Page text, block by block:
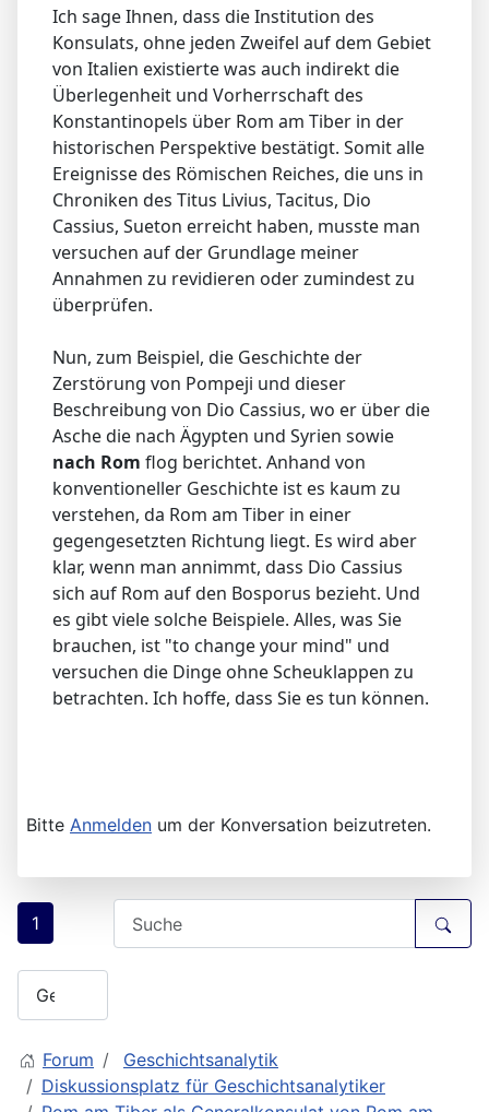
Ich sage Ihnen, dass die Institution des
Konsulats, ohne jeden Zweifel auf dem Gebiet
von Italien existierte was auch indirekt die
Überlegenheit und Vorherrschaft des
Konstantinopels über Rom am Tiber in der
historischen Perspektive bestätigt. Somit alle
Ereignisse des Römischen Reiches, die uns in
Chroniken des Titus Livius, Tacitus, Dio
Cassius, Sueton erreicht haben, musste man
versuchen auf der Grundlage meiner
Annahmen zu revidieren oder zumindest zu
überprüfen.
Nun, zum Beispiel, die Geschichte der
Zerstörung von Pompeji und dieser
Beschreibung von Dio Cassius, wo er über die
Asche die nach Ägypten und Syrien sowie
nach Rom flog berichtet. Anhand von
konventioneller Geschichte ist es kaum zu
verstehen, da Rom am Tiber in einer
gegengesetzten Richtung liegt. Es wird aber
klar, wenn man annimmt, dass Dio Cassius
sich auf Rom auf den Bosporus bezieht. Und
es gibt viele solche Beispiele. Alles, was Sie
brauchen, ist "to change your mind" und
versuchen die Dinge ohne Scheuklappen zu
betrachten. Ich hoffe, dass Sie es tun können.
Bitte Anmelden um der Konversation beizutreten.
1
Forum
Geschichtsanalytik
Diskussionsplatz für Geschichtsanalytiker